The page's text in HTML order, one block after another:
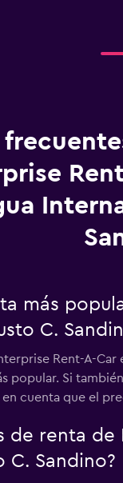
más
C.
Rent-A-
Si
cuenta que el
renta
C. Sandino?